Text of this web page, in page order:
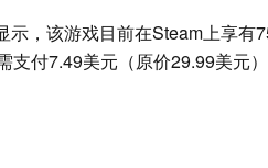
示，该游戏目前在Steam上享有
支付7.49美元（原价29.99美元